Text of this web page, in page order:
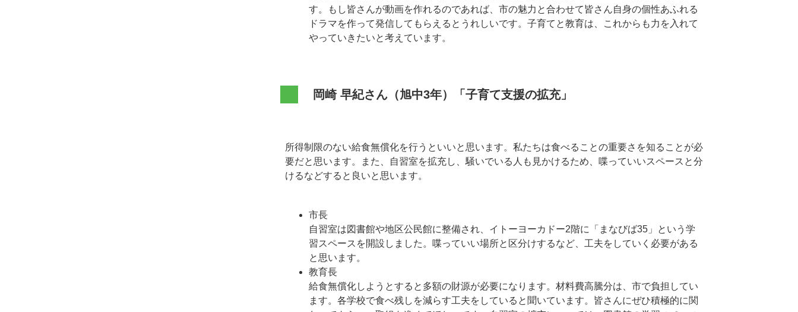
す。もし皆さんが動画を作れるのであれば、市の魅力と合わせて皆さん自身の個性あふれる
ドラマを作って発信してもらえるとうれしいです。子育てと教育は、これからも力を入れて
やっていきたいと考えています。
岡崎 早紀さん（旭中3年）「子育て支援の拡充」
所得制限のない給食無償化を行うといいと思います。私たちは食べることの重要さを知ることが必
要だと思います。また、自習室を拡充し、騒いでいる人も見かけるため、喋っていいスペースと分
けるなどすると良いと思います。
市長
自習室は図書館や地区公民館に整備され、イトーヨーカドー2階に「まなびば35」という学
習スペースを開設しました。喋っていい場所と区分けするなど、工夫をしていく必要がある
と思います。
教育長
​給食無償化しようとすると多額の財源が必要になります。材料費高騰分は、市で負担してい
ます。各学校で食べ残しを減らす工夫をしていると聞いています。皆さんにぜひ積極的に関